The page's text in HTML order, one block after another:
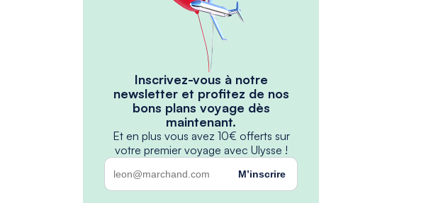
Inscrivez-vous à notre
newsletter et profitez de nos
bons plans voyage dès
maintenant.
Et en plus vous avez 10€ offerts sur
votre premier voyage avec Ulysse !
M’inscrire